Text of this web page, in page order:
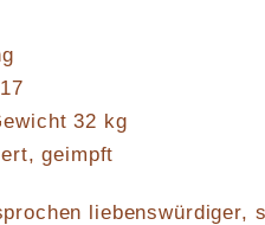
32 kg
geimpft
liebenswürdiger,